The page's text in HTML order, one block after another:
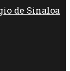
de Sinaloa